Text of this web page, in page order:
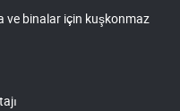
ve binalar için kuşkonmaz